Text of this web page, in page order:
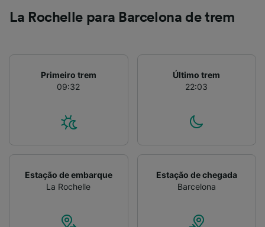
La Rochelle para Barcelona de trem
Primeiro trem
09:32
Último trem
22:03
Estação de embarque
La Rochelle
Estação de chegada
Barcelona